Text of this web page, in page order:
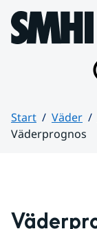
Hoppa till sidans
Start Väder
Väderprognos